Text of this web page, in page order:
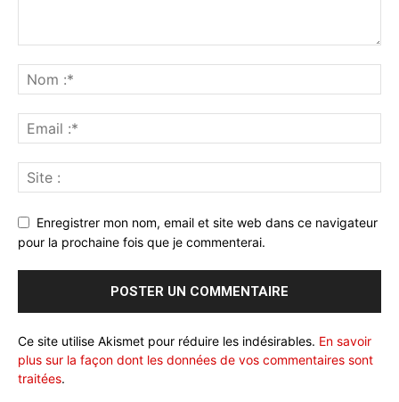
Enregistrer mon nom, email et site web dans ce navigateur
pour la prochaine fois que je commenterai.
Ce site utilise Akismet pour réduire les indésirables. En savoir
plus sur la façon dont les données de vos commentaires sont
traitées.